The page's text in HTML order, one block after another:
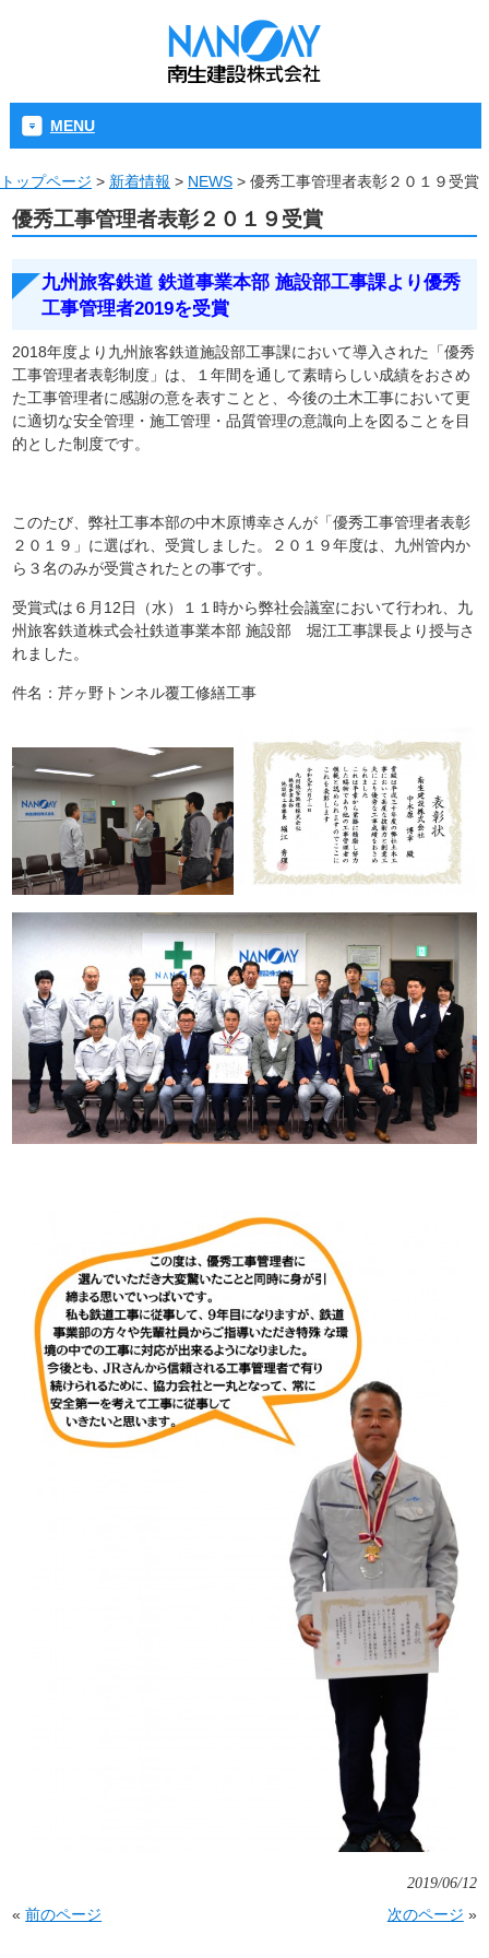
MENU
トップページ > 新着情報 > NEWS > 優秀工事管理者表彰２０１９受賞
優秀工事管理者表彰２０１９受賞
九州旅客鉄道 鉄道事業本部施設部工事課より優秀
工事管理者2019を受賞
2018年度より九州旅客鉄道施設部工事課において導入された「優秀
工事管理者表彰制度」は、１年間を通して素晴らしい成績をおさめ
た工事管理者に感謝の意を表すことと、今後の土木工事において更
に適切な安全管理・施工管理・品質管理の意識向上を図ることを目
的とした制度です。
このたび、弊社工事本部の中木原博幸さんが「優秀工事管理者表彰
２０１９」に選ばれ、受賞しました。２０１９年度は、九州管内か
ら３名のみが受賞されたとの事です。
受賞式は６月12日（水）１１時から弊社会議室において行われ、九
州旅客鉄道株式会社鉄道事業本部 施設部 堀江工事課長より授与さ
れました。
件名：芹ヶ野トンネル覆工修繕工事
2019/06/12
«前のページ 次のページ »